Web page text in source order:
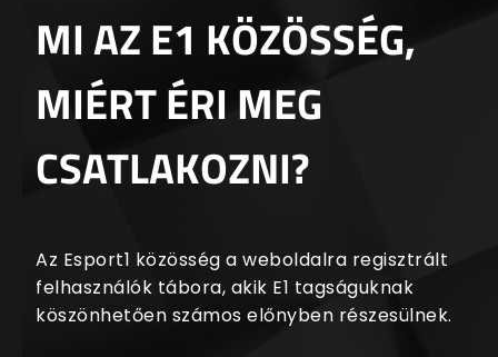
MI AZ E1 KÖZÖSSÉG,
MIÉRT ÉRI MEG
CSATLAKOZNI?
Az Esport1 közösség a weboldalra regisztrált
felhasználók tábora, akik E1 tagságuknak
köszönhetően számos előnyben részesülnek.